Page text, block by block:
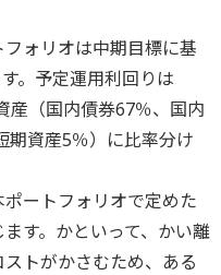
ォリオは中期目標に基
。予定運用利回りは
産（国内債券67％、国内
期資産5％）に比率分け
ートフォリオで定めた
す。かといって、かい離
トがかさむため、ある